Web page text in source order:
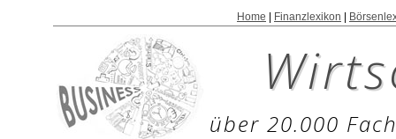
Home Finanzlexikon
über 20.000